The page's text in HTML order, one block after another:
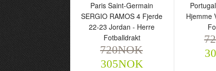
Paris Saint-Germain
SERGIO RAMOS 4 Fjerde
22-23 Jordan - Herre
Fotballdrakt
720NOK
305NOK
Hjemme